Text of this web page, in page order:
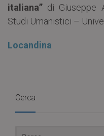
italiana” di Giuseppe
Studi Umanistici –
Locandina
Cerca